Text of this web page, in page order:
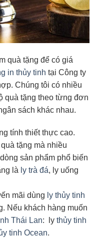
quà tặng để có giá
in thủy tinh tại Công ty
Chúng tôi có nhiều
quà tặng theo từng đơn
sách khác nhau.
tính thiết thực cao.
tặng mà nhiều
sản phẩm phổ biến
là ly trà đá, ly uống
mãi dùng ly thủy tinh
Nếu khách hàng muốn
Thái Lan: ly thủy tinh
tinh Ocean.